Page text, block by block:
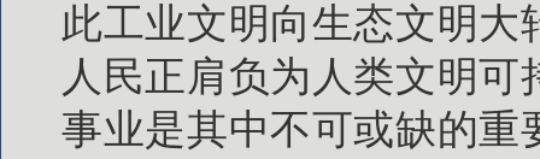
此工业文明向生态文明
人民正肩负为人类文明
事业是其中不可或缺的重